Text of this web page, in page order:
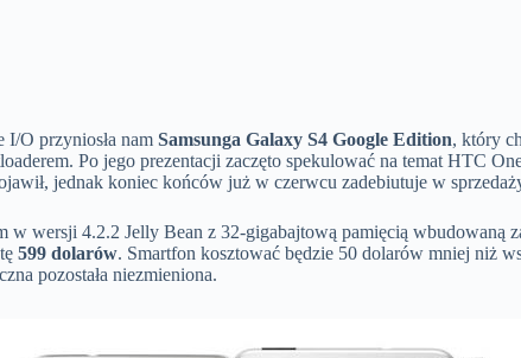
I/O przyniosła nam Samsunga Galaxy S4 Google Edition, który
Po jego prezentacji zaczęto spekulować na temat HTC
jednak koniec końców już w czerwcu zadebiutuje w
w wersji 4.2.2 Jelly Bean z 32-gigabajtową pamięcią wbudowaną
599 dolarów. Smartfon kosztować będzie 50 dolarów mniej niż
pozostała niezmieniona.